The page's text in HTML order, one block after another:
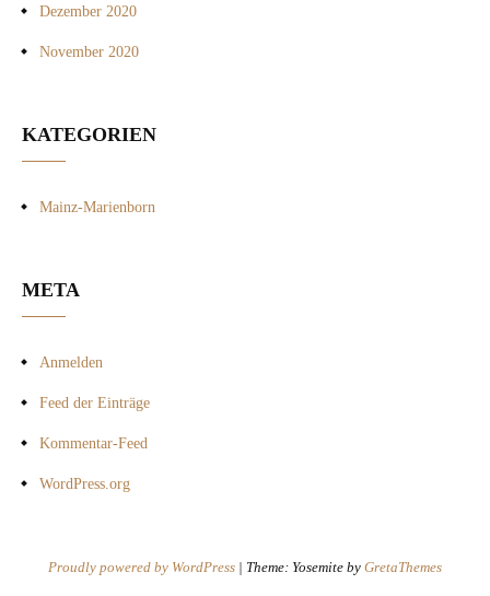
Dezember 2020
November 2020
KATEGORIEN
Mainz-Marienborn
META
Anmelden
Feed der Einträge
Kommentar-Feed
WordPress.org
Proudly powered by WordPress | Theme: Yosemite by GretaThemes